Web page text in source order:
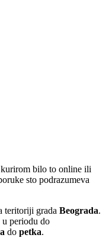
kurirom bilo to online ili
sto podrazumeva
teritoriji grada Beograda.
u periodu do
do petka.